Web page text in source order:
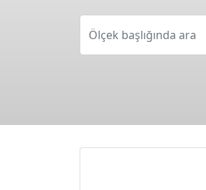
Ölçek başlığında ara